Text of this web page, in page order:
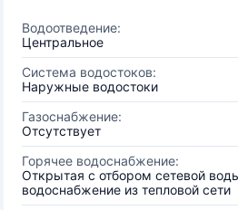
Водоотведение:
Центральное
Система водостоков:
Наружные водостоки
Газоснабжение:
Отсутствует
Горячее водоснабжение:
Открытая с отбором сетевой
водоснабжение из тепловой сети